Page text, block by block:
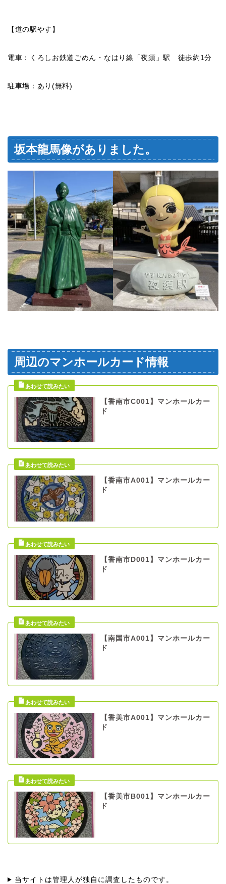
【道の駅やす】
電車：くろしお鉄道ごめん・なはり線「夜須」駅 徒歩約1分
駐車場：あり(無料)
坂本龍馬像がありました。
周辺のマンホールカード情報
【香南市C001】マンホールカー
ド
【香南市A001】マンホールカー
ド
【香南市D001】マンホールカー
ド
【南国市A001】マンホールカー
ド
【香美市A001】マンホールカー
ド
【香美市B001】マンホールカー
ド
当サイトは管理人が独自に調査したものです。